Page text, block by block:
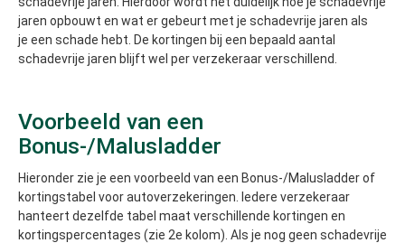
jaren opbouwt en wat er gebeurt met je schadevrije jaren als
je een schade hebt. De kortingen bij een bepaald aantal
schadevrije jaren blijft wel per verzekeraar verschillend.
Voorbeeld van een
Bonus-/Malusladder
Hieronder zie je een voorbeeld van een Bonus-/Malusladder of
kortingstabel voor autoverzekeringen. Iedere verzekeraar
hanteert dezelfde tabel maat verschillende kortingen en
kortingspercentages (zie 2e kolom). Als je nog geen schadevrije